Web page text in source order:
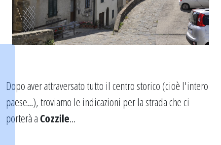
Dopo aver attraversato tutto il centro storico (cioè l'intero
paese...), troviamo le indicazioni per la strada che ci
porterà a Cozzile...